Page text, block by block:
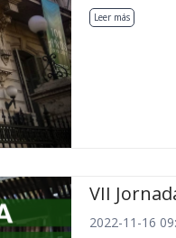
Leer más
VII
2022-11-16